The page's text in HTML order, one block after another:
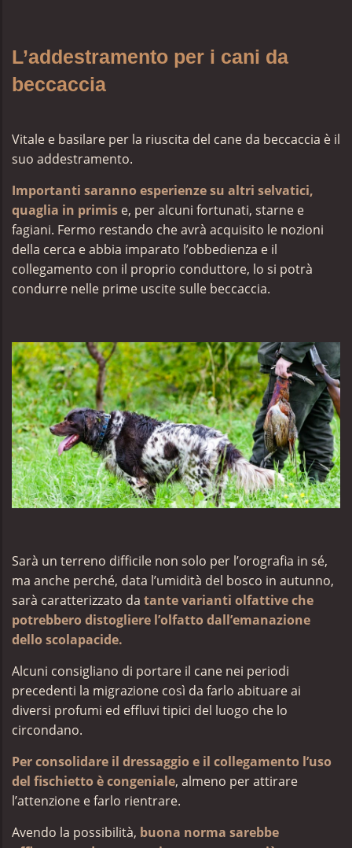
L’addestramento per i cani da
beccaccia
Vitale e basilare per la riuscita del cane da beccaccia è il
suo addestramento.
Importanti saranno esperienze su altri selvatici,
quaglia in primis e, per alcuni fortunati, starne e
fagiani. Fermo restando che avrà acquisito le nozioni
della cerca e abbia imparato l’obbedienza e il
collegamento con il proprio conduttore, lo si potrà
condurre nelle prime uscite sulle beccaccia.
Sarà un terreno difficile non solo per l’orografia in sé,
ma anche perché, data l’umidità del bosco in autunno,
sarà caratterizzato da tante varianti olfattive che
potrebbero distogliere l’olfatto dall’emanazione
dello scolapacide.
Alcuni consigliano di portare il cane nei periodi
precedenti la migrazione così da farlo abituare ai
diversi profumi ed effluvi tipici del luogo che lo
circondano.
Perconsolidare il dressaggio e il collegamento l’uso
del fischietto è congeniale, almeno per attirare
l’attenzione e farlo rientrare.
Avendo la possibilità, buona norma sarebbe